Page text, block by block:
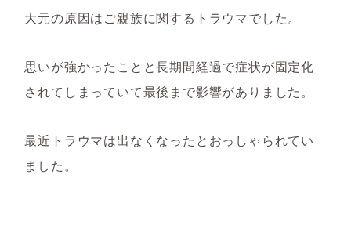
大元の原因はご親族に関するトラウマでした。
思いが強かったことと長期間経過で症状が固定化
されてしまっていて最後まで影響がありました。
最近トラウマは出なくなったとおっしゃられてい
ました。